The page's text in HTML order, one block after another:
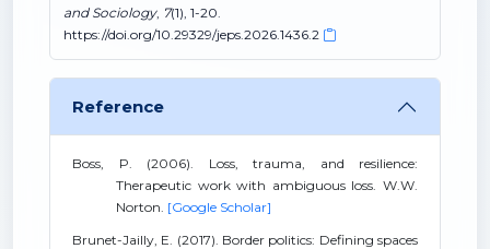
and Sociology, 7(1), 1-20.
https://doi.org/10.29329/jeps.2026.1436.2
Reference
Boss, P. (2006). Loss, trauma, and resilience:
Therapeutic work with ambiguous loss. W.W.
Norton. [Google Scholar]
Brunet-Jailly, E. (2017). Border politics: Defining spaces